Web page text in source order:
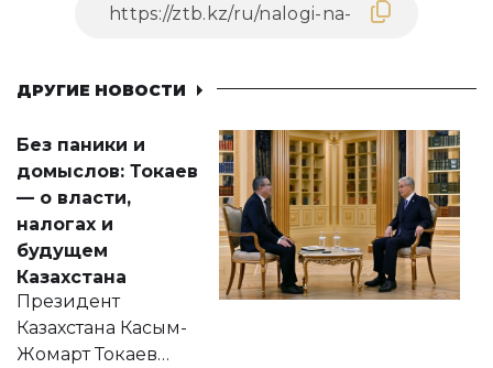
ДРУГИЕ НОВОСТИ
Без паники и
домыслов: Токаев
— о власти,
налогах и
будущем
Казахстана
Президент
Казахстана Касым-
Жомарт Токаев